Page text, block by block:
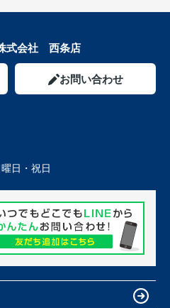
式会社 西条店
お問い合わせ
日・祝日